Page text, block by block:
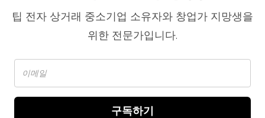
팁 전자 상거래 중소기업 소유자와 창업가 지망생을
위한 전문가입니다.
구독하기